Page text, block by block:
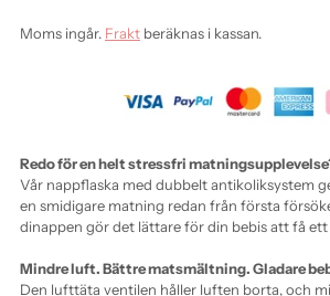
Moms ingår. Frakt beräknas i kassan.
Redo för en helt stressfri
Vår nappflaska med dubbelt antikoliksystem
en smidigare matning redan från första
dinappen gör det lättare för din bebis att få
Mindre luft. Bättre matsmältning. Gladare
Den lufttäta ventilen håller luften borta, och